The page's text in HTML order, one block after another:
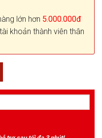
lớn hơn 5.000.000đ
khoản thành viên thân